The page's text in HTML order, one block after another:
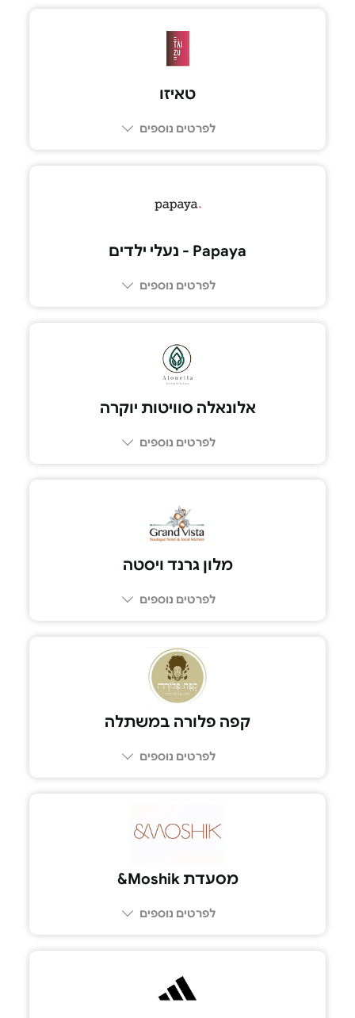
טאיזו
לפרטים נוספים
Papaya - נעלי ילדים
לפרטים נוספים
אלונאלה סוויטות יוקרה
לפרטים נוספים
מלון גרנד ויסטה
לפרטים נוספים
קפה פלורה במשתלה
לפרטים נוספים
מסעדת Moshik&
לפרטים נוספים